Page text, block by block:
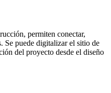
permiten conectar,
Se puede digitalizar el sitio de
del proyecto desde el diseño